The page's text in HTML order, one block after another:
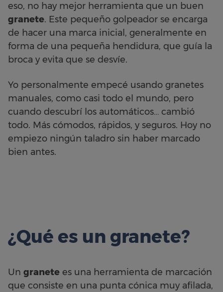
eso, no hay mejor herramienta que un buen
granete. Este pequeño golpeador se encarga
de hacer una marca inicial, generalmente en
forma de una pequeña hendidura, que guía la
broca y evita que se desvíe.
Yo personalmente empecé usando granetes
manuales, como casi todo el mundo, pero
cuando descubrí los automáticos… cambió
todo. Más cómodos, rápidos, y seguros. Hoy no
empiezo ningún taladro sin haber marcado
bien antes.
¿Qué es un granete?
Un granete es una herramienta de marcación
que consiste en una punta cónica muy afilada,